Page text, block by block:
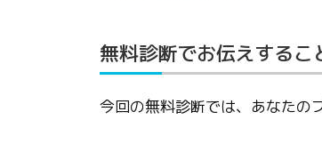
無料診断でお伝えするこ
今回の無料診断では、あなたの